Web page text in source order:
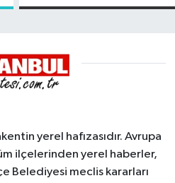
çatısında
yerel hafızasıdır. Avrupa
ilçelerinden yerel haberler,
Belediyesi meclis kararları